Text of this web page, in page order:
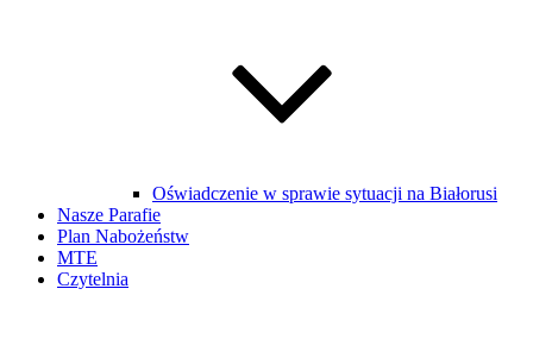
Oświadczenie w sprawie sytuacji na Białorusi
Nasze Parafie
Plan Nabożeństw
MTE
Czytelnia